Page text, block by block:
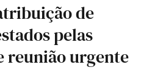
de
pelas
reunião urgente